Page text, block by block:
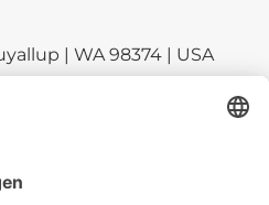
| WA 98374 | USA